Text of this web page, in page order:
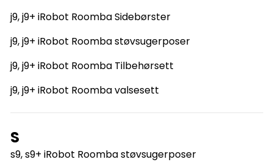
j9, j9+ iRobot Roomba Sidebørster
j9, j9+ iRobot Roomba støvsugerposer
j9, j9+ iRobot Roomba Tilbehørsett
j9, j9+ iRobot Roomba valsesett
S
s9, s9+ iRobot Roomba støvsugerposer